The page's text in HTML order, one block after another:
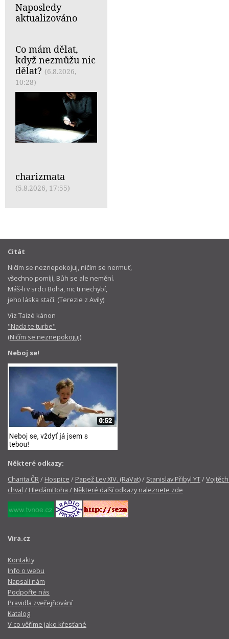
Naposledy
aktualizováno
Co mám dělat,
když nezmůžu nic
dělat? (6.8.2026,
10:28)
charizmata
(5.8.2026, 17:55)
Citát
Ničím se neznepokojuj, ničím se nermuť,
všechno pomíjí, Bůh se ale nemění.
Máš-li v srdci Boha, nic ti nechybí,
jeho láska stačí. (Terezie z Avily)
Viz Taizé kánon
"Nada te turbe"
(Ničím se neznepokojuj)
Neboj se!
Některé odkazy:
Charita ČR/ Hospice / Papež Lev XIV. (RaVat)/ Stanislav Přibyl YT/
chval / HledámBoha / Některé další odkazy naleznete zde
Vira.cz
Kontakty
Info o webu
Napsali nám
Podpořte nás
Pravidla zveřejňování
Katalog
V co věříme jako křesťané